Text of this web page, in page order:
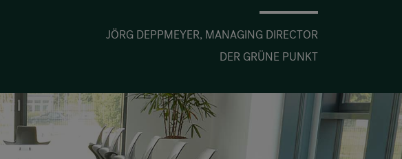
JÖRG DEPPMEYER, MANAGING DIRECTOR
DER GRÜNE PUNKT